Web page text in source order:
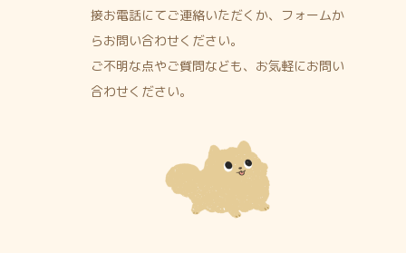
接お電話にてご連絡いただくか、フォームか
らお問い合わせください。
ご不明な点やご質問なども、お気軽にお問い
合わせください。